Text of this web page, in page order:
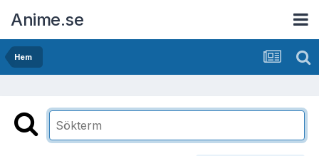
Anime.se
Hem